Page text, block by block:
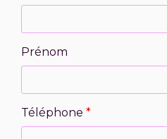
Prénom
Téléphone *